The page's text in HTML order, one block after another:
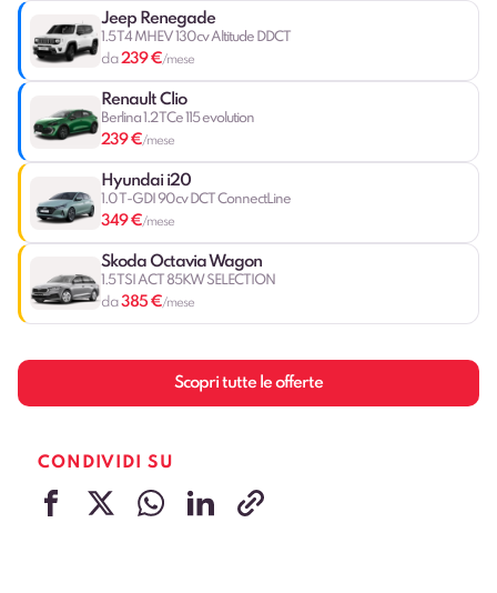
Jeep Renegade
1.5 T4 MHEV 130cv Altitude DDCT
da239 €/mese
Renault Clio
Berlina 1.2 TCe 115 evolution
239 €/mese
Hyundai i20
1.0 T-GDI 90cv DCT ConnectLine
349 €/mese
Skoda Octavia Wagon
1.5 TSI ACT 85KW SELECTION
da385 €/mese
Scopri tutte le offerte
CONDIVIDI SU